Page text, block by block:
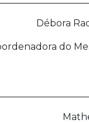
Débora
do